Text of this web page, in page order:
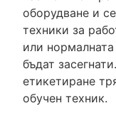
оборудване и
техники за
или
бъдат
етикетиране
обучен техник.